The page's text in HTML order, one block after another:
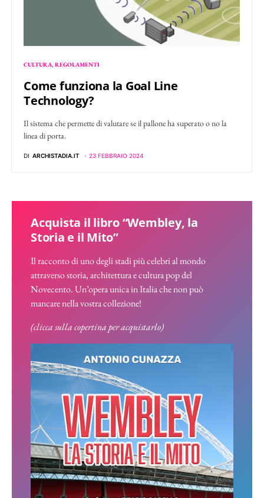
CULTURA REGOLAMENTI
Come funziona la Goal Line
Technology?
Il sistema che permette di valutare se il pallone ha superato o no la
linea di porta.
DI ARCHISTADIA.IT 23 FEBBRAIO 2024
Acquista il libro “Wembley, la
Storia e il Mito”
Il racconto di uno degli stadi più celebri al mondo
attraverso storia, architettura e cultura pop del
Novecento. Un’opera unica in Italia che non può
mancare nella vostra collezione!
(clicca sulla copertina per acquistarlo)